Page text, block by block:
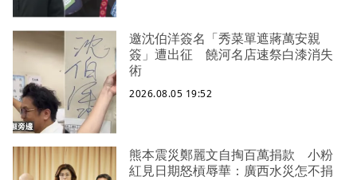
邀沈伯洋簽名「秀菜單遮蔣萬安親
簽」遭出征 饒河名店速祭白漆消失
術
2026.08.05 19:52
熊本震災鄭麗文自掏百萬捐款 小粉
紅見日期怒槓辱華：廣西水災怎不捐